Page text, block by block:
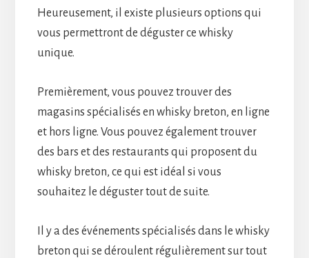
Heureusement, il existe plusieurs options qui
vous permettront de déguster ce whisky
unique.
Premièrement, vous pouvez trouver des
magasins spécialisés en whisky breton, en ligne
et hors ligne. Vous pouvez également trouver
des bars et des restaurants qui proposent du
whisky breton, ce qui est idéal si vous
souhaitez le déguster tout de suite.
Il y a des événements spécialisés dans le whisky
breton qui se déroulent régulièrement sur tout